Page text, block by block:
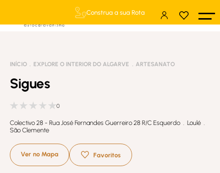
Construa a sua Rota
INÍCIO EXPLORE O INTERIOR DO ALGARVE ARTESANATO
Sigues
0
Colectivo 28 - Rua José Fernandes Guerreiro 28 R/C Esquerdo . Loulé .
São Clemente
Ver no Mapa Favoritos